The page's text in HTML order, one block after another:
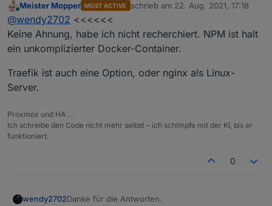
@Meister-Mopper: habe meine NC mit Apache
konfiguriert. Da müsste ich erst auf Nginx
umstellen oder gibt es so einen Manager auch für
Apache.
@Dr-Bakterius : das mit dem VPN wäre
grundsätzlich die beste Lösung allerdings sind wir
4 Personen und davon nur eine mit Android
etwas gibt.
Wenn du eigenes VLAN verwendest, welchen
aus deiner Sicht gegen DMZ?
Online
Meister Mopper MOST ACTIVE schrieb am 22. Aug. 2021, 17:18
zuletzt editiert von
@wendy2702 <<<<<<
Keine Ahnung, habe ich nicht recherchiert. NPM ist halt
ein unkomplizierter Docker-Container.
Traefik ist auch eine Option, oder nginx als Linux-
Server.
Proxmox und HA ...
Ich schreibe den Code nicht mehr selbst – ich schimpfe mit der KI, bis er
funktioniert.
0
wendy2702Danke für die Antworten.